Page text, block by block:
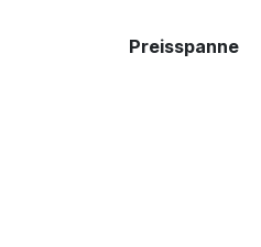
Preisspanne